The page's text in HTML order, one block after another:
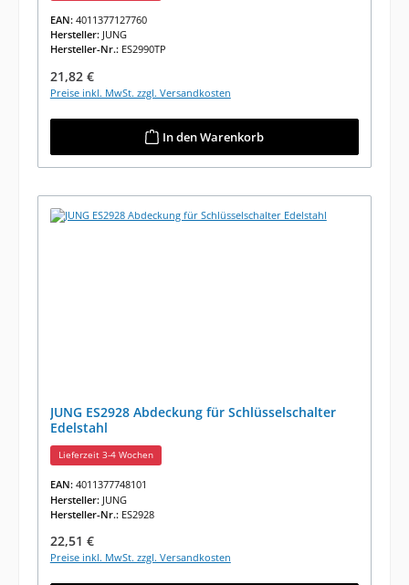
EAN: 4011377127760
Hersteller: JUNG
Hersteller-Nr.: ES2990TP
Regulärer Preis:
21,82 €
Preise inkl. MwSt. zzgl. Versandkosten
In den Warenkorb
JUNG ES2928 Abdeckung für Schlüsselschalter
Edelstahl
Lieferzeit 3-4 Wochen
EAN: 4011377748101
Hersteller: JUNG
Hersteller-Nr.: ES2928
Regulärer Preis:
22,51 €
Preise inkl. MwSt. zzgl. Versandkosten